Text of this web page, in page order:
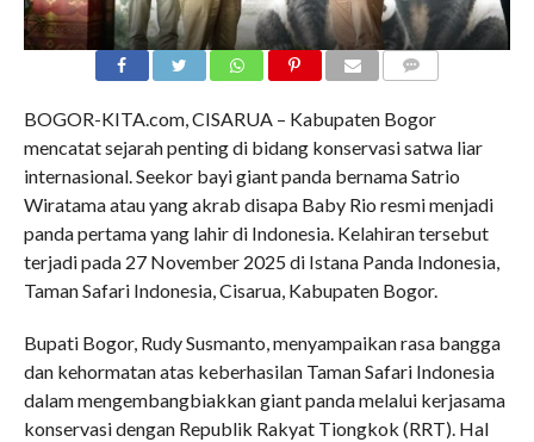
BOGOR-KITA.com, CISARUA – Kabupaten Bogor
mencatat sejarah penting di bidang konservasi satwa liar
internasional. Seekor bayi giant panda bernama Satrio
Wiratama atau yang akrab disapa Baby Rio resmi menjadi
panda pertama yang lahir di Indonesia. Kelahiran tersebut
terjadi pada 27 November 2025 di Istana Panda Indonesia,
Taman Safari Indonesia, Cisarua, Kabupaten Bogor.
Bupati Bogor, Rudy Susmanto, menyampaikan rasa bangga
dan kehormatan atas keberhasilan Taman Safari Indonesia
dalam mengembangbiakkan giant panda melalui kerjasama
konservasi dengan Republik Rakyat Tiongkok (RRT). Hal